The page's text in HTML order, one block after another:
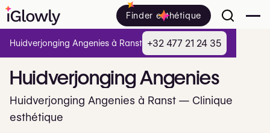
Finder esthétique
HuidverjongingAngenies
Huidverjonging Angenies à Ranst — Clinique
esthétique
Huidverjonging Angenies à Ranst +32 477 21 24 35